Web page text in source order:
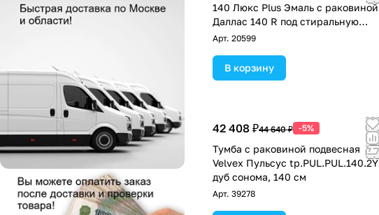
140 Люкс Plus Эмаль с раковиной
Даллас 140 R под стиральную
машину, два ящика, белая
Арт. 20599
В корзину
42 408 ₽44 640 ₽ -5%
Тумба с раковиной подвесная
Velvex Пульсус tp.PUL.PUL.140.2Y
дуб сонома, 140 см
Арт. 39278